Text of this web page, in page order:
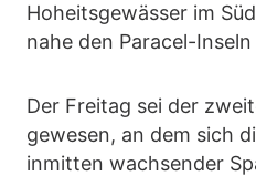
Hoheitsgewässer im
nahe den Paracel-
Der Freitag sei der
gewesen, an dem sich
inmitten wachsender